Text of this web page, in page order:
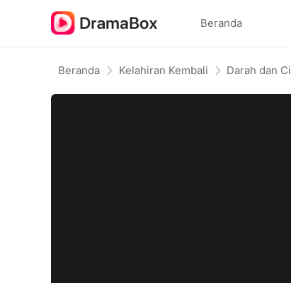
Beranda
Beranda Kelahiran Kembali Darah dan